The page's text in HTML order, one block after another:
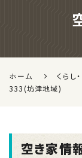
ホーム くらし
333(坊津地域)
空き家情